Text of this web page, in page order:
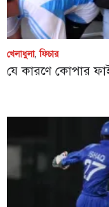
খেলাধুলা,ফিচার
যে কারণে কোপার